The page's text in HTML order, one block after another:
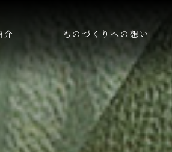
介 ものづくりへの想い